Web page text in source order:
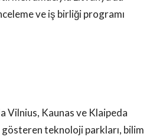
ve iş birliği programı
Vilnius, Kaunas ve Klaipeda
teknoloji parkları, bilim